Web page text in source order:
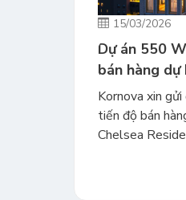
15/03/2026
Dự án 550
bán hàng
trường
Kornova xin
tiến độ bán
Chelsea
và kỳ hạn đầu